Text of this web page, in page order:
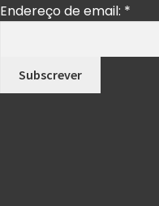
Endereço de email: *